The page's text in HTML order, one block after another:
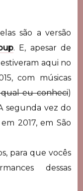
são a versão
. E, apesar de
aqui no
com músicas
eu conheci)
segunda vez do
2017, em São
para que vocês
dessas